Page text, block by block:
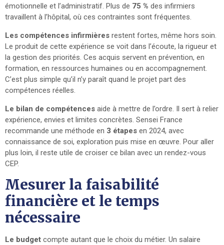
émotionnelle et l’administratif. Plus de 75 % des infirmiers
travaillent à l’hôpital, où ces contraintes sont fréquentes.
Les compétences infirmières restent fortes, même hors soin.
Le produit de cette expérience se voit dans l’écoute, la rigueur et
la gestion des priorités. Ces acquis servent en prévention, en
formation, en ressources humaines ou en accompagnement.
C’est plus simple qu’il n’y paraît quand le projet part des
compétences réelles.
Le bilan de compétences aide à mettre de l’ordre. Il sert à relier
expérience, envies et limites concrètes. Sensei France
recommande une méthode en 3 étapes en 2024, avec
connaissance de soi, exploration puis mise en œuvre. Pour aller
plus loin, il reste utile de croiser ce bilan avec un rendez-vous
CEP.
Mesurer la faisabilité
financière et le temps
nécessaire
Le budget compte autant que le choix du métier. Un salaire